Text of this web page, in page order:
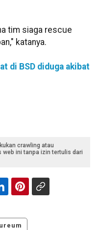
tim siaga rescue
katanya.
di BSD diduga akibat
crawling atau
ini tanpa izin tertulis dari